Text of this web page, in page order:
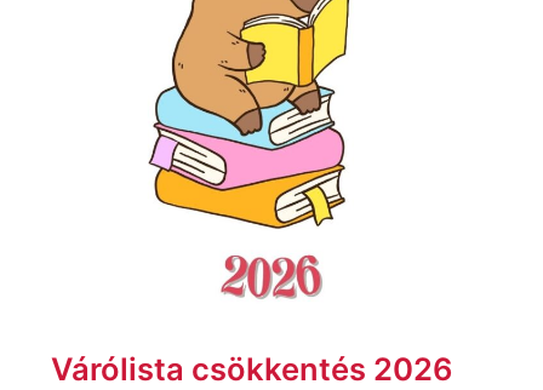
Várólista csökkentés 2026